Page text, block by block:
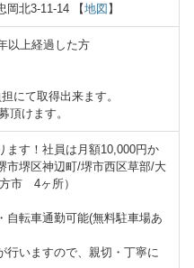
岡北3-11-14 【地図】
以上経過した方
にて取得出来ます。
頂けます。
す！社員は月額10,000円か
市堺区神辺町/堺市西区草部/大
市 4ヶ所）
転車通勤可能(無料駐車場あ
いますので、親切・丁寧に